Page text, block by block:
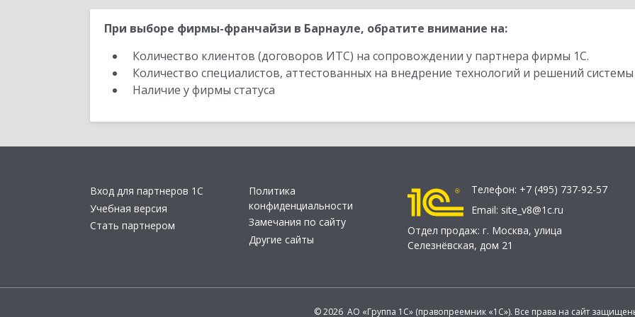
При выборе фирмы-франчайзи в Барнауле, обратите внимание на:
Количество клиентов (договоров ИТС) на сопровождении у партнера фирмы 1С.
Количество специалистов, аттестованных на внедрение технологий и решений
Наличие у фирмы статуса
Вход для партнеров 1С
Учебная версия
Стать партнером
Политика
конфиденциальности
Замечания по сайту
Другие сайты
Телефон: +7 (495) 737-92-57
Email: site_v8@1c.ru
Отдел продаж: г. Москва, улица
Селезнёвская, дом 21
© 2026 АО «Группа 1С» (правопреемник «1С»). Все права на сайт